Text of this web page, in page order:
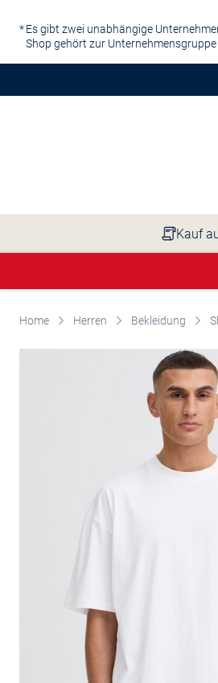
Es gibt zwei unabhängige
Shop gehört zur
Kauf
Home Herren Bekleidung